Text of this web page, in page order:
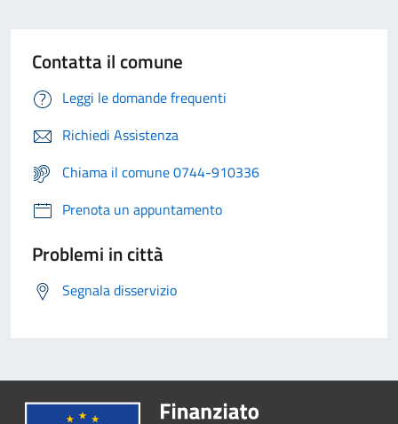
Contatta il comune
Leggi le domande frequenti
Richiedi Assistenza
Chiama il comune 0744-910336
Prenota un appuntamento
Problemi in città
Segnala disservizio